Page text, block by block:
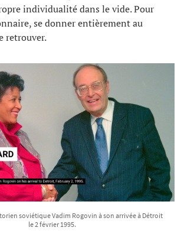
individualité dans le vide. Pour
se donner entièrement au
retrouver.
soviétique Vadim Rogovin à son arrivée à Détroit
le 2 février 1995.